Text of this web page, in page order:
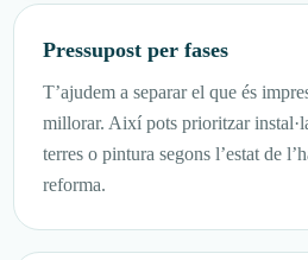
Pressupost per fases
T’ajudem a separar el que és
millorar. Així pots prioritzar
terres o pintura segons l’estat de
reforma.